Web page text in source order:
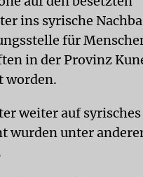
ins syrische
für
in der Provinz
worden.
weiter auf syrisches
wurden unter